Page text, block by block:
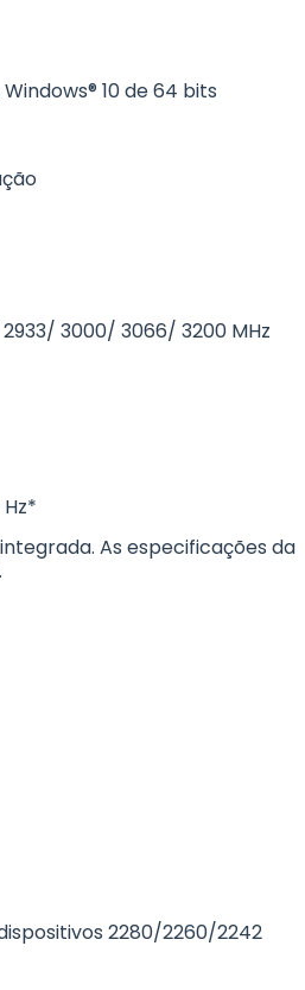
10 de 64 bits
3000/ 3066/ 3200 MHz
As especificações da
2280/2260/2242